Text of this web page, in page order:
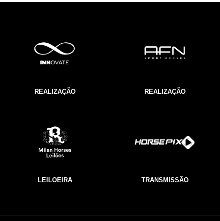
REALIZAÇÃO REALIZAÇÃO
LEILOEIRA TRANSMISSÃO